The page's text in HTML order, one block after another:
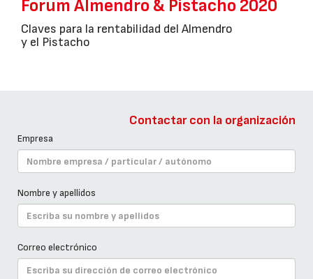
Forum Almendro & Pistacho 2020
Claves para la rentabilidad del Almendro
y el Pistacho
Contactar con la organización
Empresa
Nombre y apellidos
Correo electrónico